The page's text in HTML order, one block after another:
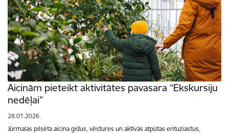
Aicinām pieteikt aktivitātes pavasara “Ekskursiju
nedēļai”
28.01.2026.
Jūrmalas pilsēta aicina gidus, vēstures un aktīvās atpūtas entuziastus,